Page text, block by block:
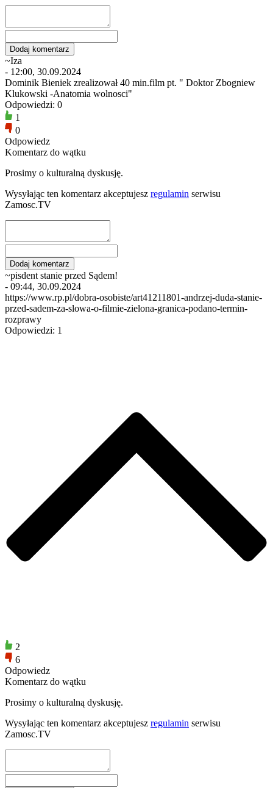
~Iza
- 12:00, 30.09.2024
Dominik Bieniek zrealizował 40 min.film pt. " Doktor Zbogniew
Klukowski -Anatomia wolnosci"
Odpowiedzi: 0
1
0
Odpowiedz
Komentarz do wątku
Prosimy o kulturalną dyskusję.
Wysyłając ten komentarz akceptujesz regulamin serwisu
Zamosc.TV
~pisdent stanie przed Sądem!
- 09:44, 30.09.2024
https://www.rp.pl/dobra-osobiste/art41211801-andrzej-duda-stanie-
przed-sadem-za-slowa-o-filmie-zielona-granica-podano-termin-
rozprawy
Odpowiedzi: 1
2
6
Odpowiedz
Komentarz do wątku
Prosimy o kulturalną dyskusję.
Wysyłając ten komentarz akceptujesz regulamin serwisu
Zamosc.TV